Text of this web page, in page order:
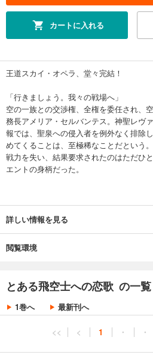
カートに入れる
王道スカイ・オペラ、堂々完結！
「行きましょう。我々の戦場へ」
空の一族との交渉権、全権を委任され、
務長アメリア・セルバンテス。神聖レヴ
報では、聖泉への侵入者を例外なく排除
めてくることは、至極稀なことだという
戦力を失い、結果要求されたのはただひ
エントの身柄だった。
そんな情報を得つつも、無力に夜空を見
ル。彼女はイスラの管区長、代表であり
徒。この大事な時期に会うことなど不可
機会を得る。３０分後に出立する彼女に
かつての力を取り戻し、愛すべき人を救
すべてを失い、かけがえのない生を得た
は……。
そしてイスラは、空の果てにたどり着く。
詳しい情報を見る
閲覧環境
とある飛空士への恋歌 の一覧
1巻へ 最新刊へ
<< < 1 ・ ・